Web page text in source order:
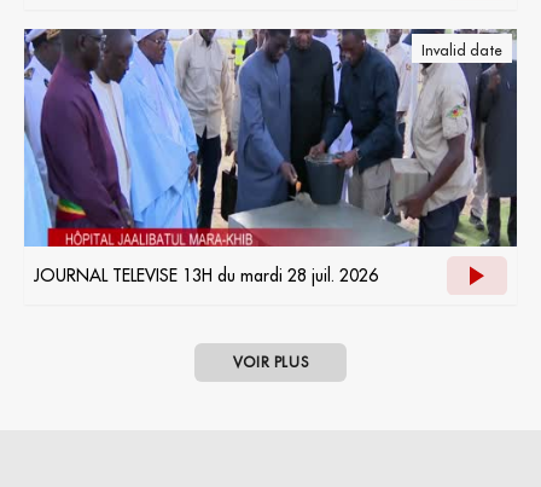
Invalid date
JOURNAL TELEVISE 13H du mardi 28 juil. 2026
VOIR PLUS